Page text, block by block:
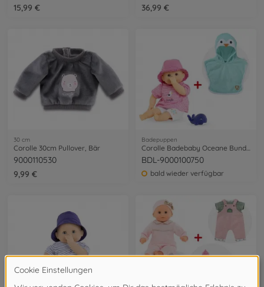
15,99 €
36,99 €
30 cm
Corolle 30cm Pullover, Bär
9000110530
9,99 €
Badepuppen
BDL-9000100750
bald wieder verfügbar